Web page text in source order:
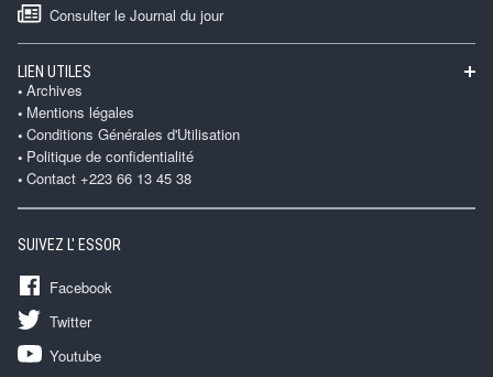
Consulter le Journal du jour
LIEN UTILES
Archives
Mentions légales
Conditions Générales d'Utilisation
Politique de confidentialité
Contact +223 66 13 45 38
SUIVEZ L' ESSOR
Facebook
Twitter
Youtube